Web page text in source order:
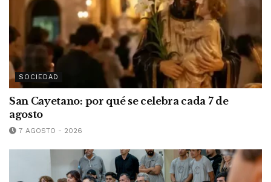
SOCIEDAD
San Cayetano: por qué se celebra cada 7 de
agosto
7 AGOSTO - 2026